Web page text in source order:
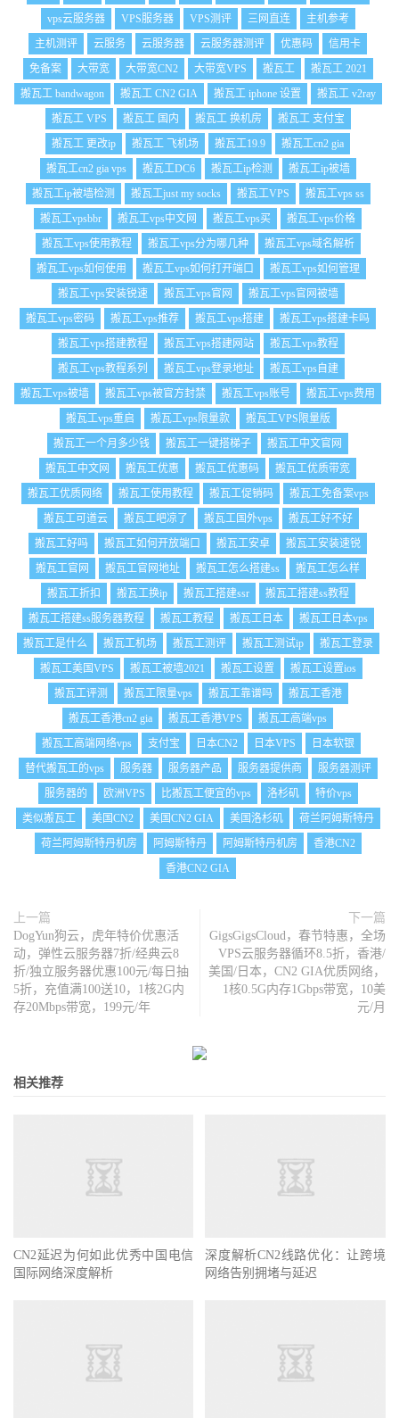
vps云服务器 VPS服务器 VPS测评 三网直连
主机参考
主机测评
云服务 云服务器 云服务器测评 优惠码
信用卡
免备案
大带宽 大带宽CN2 大带宽VPS 搬瓦工
搬瓦工 2021
搬瓦工 bandwagon
搬瓦工 CN2 GIA 搬瓦工 iphone 设置
搬瓦工 v2ray
搬瓦工 VPS
搬瓦工 国内 搬瓦工 换机房
搬瓦工 支付宝
搬瓦工 更改ip
搬瓦工 飞机场 搬瓦工19.9
搬瓦工cn2 gia
搬瓦工cn2 gia vps
搬瓦工DC6 搬瓦工ip检测
搬瓦工ip被墙
搬瓦工ip被墙检测
搬瓦工just my socks 搬瓦工VPS
搬瓦工vps ss
搬瓦工vpsbbr
搬瓦工vps中文网 搬瓦工vps买
搬瓦工vps价格
搬瓦工vps使用教程
搬瓦工vps分为哪几种
搬瓦工vps域名解析
搬瓦工vps如何使用
搬瓦工vps如何打开端口
搬瓦工vps如何管理
搬瓦工vps安装锐速
搬瓦工vps官网
搬瓦工vps官网被墙
搬瓦工vps密码
搬瓦工vps推荐 搬瓦工vps搭建
搬瓦工vps搭建卡吗
搬瓦工vps搭建教程
搬瓦工vps搭建网站
搬瓦工vps教程
搬瓦工vps教程系列
搬瓦工vps登录地址
搬瓦工vps自建
搬瓦工vps被墙
搬瓦工vps被官方封禁 搬瓦工vps账号
搬瓦工vps费用
搬瓦工vps重启
搬瓦工vps限量款
搬瓦工VPS限量版
搬瓦工一个月多少钱
搬瓦工一键搭梯子
搬瓦工中文官网
搬瓦工中文网
搬瓦工优惠 搬瓦工优惠码
搬瓦工优质带宽
搬瓦工优质网络
搬瓦工使用教程 搬瓦工促销码
搬瓦工免备案vps
搬瓦工可道云
搬瓦工吧凉了 搬瓦工国外vps
搬瓦工好不好
搬瓦工好吗
搬瓦工如何开放端口 搬瓦工安卓
搬瓦工安装速锐
搬瓦工官网
搬瓦工官网地址 搬瓦工怎么搭建ss
搬瓦工怎么样
搬瓦工折扣
搬瓦工换ip 搬瓦工搭建ssr
搬瓦工搭建ss教程
搬瓦工搭建ss服务器教程
搬瓦工教程 搬瓦工日本
搬瓦工日本vps
搬瓦工是什么
搬瓦工机场 搬瓦工测评 搬瓦工测试ip
搬瓦工登录
搬瓦工美国VPS
搬瓦工被墙2021 搬瓦工设置
搬瓦工设置ios
搬瓦工评测
搬瓦工限量vps 搬瓦工靠谱吗
搬瓦工香港
搬瓦工香港cn2 gia
搬瓦工香港VPS
搬瓦工高端vps
搬瓦工高端网络vps
支付宝 日本CN2 日本VPS
日本软银
替代搬瓦工的vps
服务器 服务器产品 服务器提供商
服务器测评
服务器的
欧洲VPS 比搬瓦工便宜的vps 洛杉矶
特价vps
类似搬瓦工
美国CN2 美国CN2 GIA 美国洛杉矶
荷兰阿姆斯特丹
荷兰阿姆斯特丹机房
阿姆斯特丹 阿姆斯特丹机房
香港CN2
香港CN2 GIA
上一篇
DogYun狗云，虎年特价优惠活
动，弹性云服务器7折/经典云8
折/独立服务器优惠100元/每日抽
5折，充值满100送10，1核2G内
存20Mbps带宽，199元/年
下一篇
GigsGigsCloud，春节特惠，全场
VPS云服务器循环8.5折，香港/
美国/日本，CN2 GIA优质网络，
1核0.5G内存1Gbps带宽，10美
元/月
相关推荐
CN2延迟为何如此优秀中国电信
国际网络深度解析
深度解析CN2线路优化：让跨境
网络告别拥堵与延迟